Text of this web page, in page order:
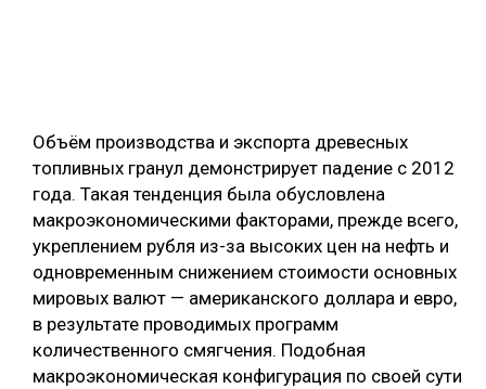
Объём производства и экспорта древесных
топливных гранул демонстрирует падение с 2012
года. Такая тенденция была обусловлена
макроэкономическими факторами, прежде всего,
укреплением рубля из-за высоких цен на нефть и
одновременным снижением стоимости основных
мировых валют — американского доллара и евро,
в результате проводимых программ
количественного смягчения. Подобная
макроэкономическая конфигурация по своей сути